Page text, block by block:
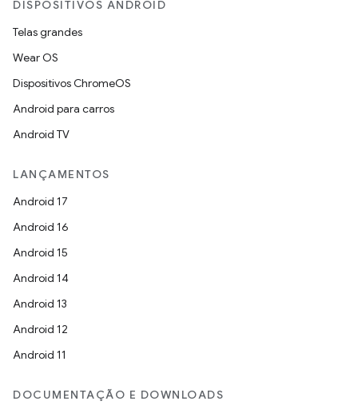
DISPOSITIVOS ANDROID
Telas grandes
Wear OS
Dispositivos ChromeOS
Android para carros
Android TV
LANÇAMENTOS
Android 17
Android 16
Android 15
Android 14
Android 13
Android 12
Android 11
DOCUMENTAÇÃO E DOWNLOADS